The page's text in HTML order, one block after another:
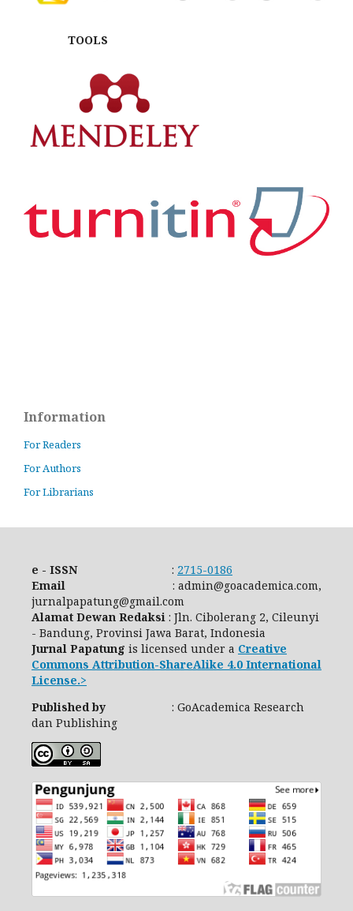
TOOLS
Information
For Readers
For Authors
For Librarians
e - ISSN : 2715-0186
Email
: admin@goacademica.com,
jurnalpapatung@gmail.com
Alamat Dewan Redaksi : Jln. Cibolerang 2, Cileunyi
- Bandung, Provinsi Jawa Barat, Indonesia
Jurnal Papatung is licensed under a Creative
Commons Attribution-ShareAlike 4.0 International
License.>
Published by : GoAcademica Research
dan Publishing